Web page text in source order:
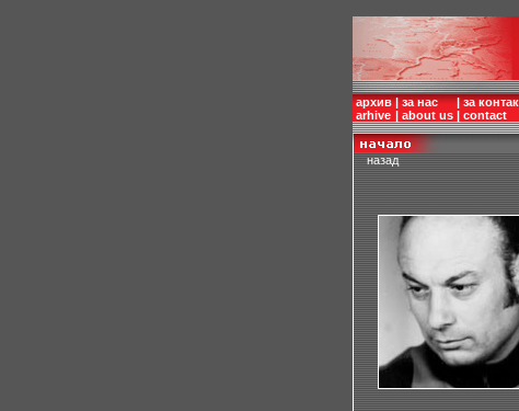
архив
arhive
|
|
за нас
about us
|
|
за
contact
назад